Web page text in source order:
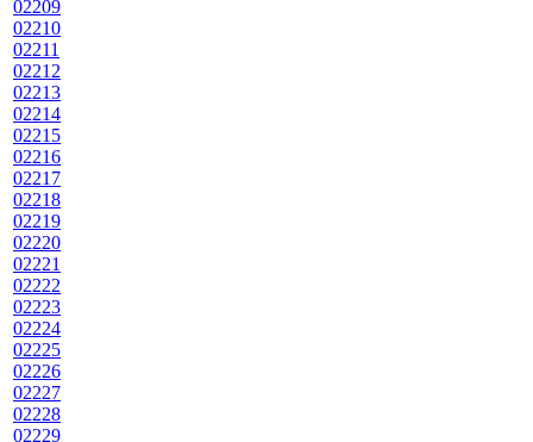
02209
02210
02211
02212
02213
02214
02215
02216
02217
02218
02219
02220
02221
02222
02223
02224
02225
02226
02227
02228
02229